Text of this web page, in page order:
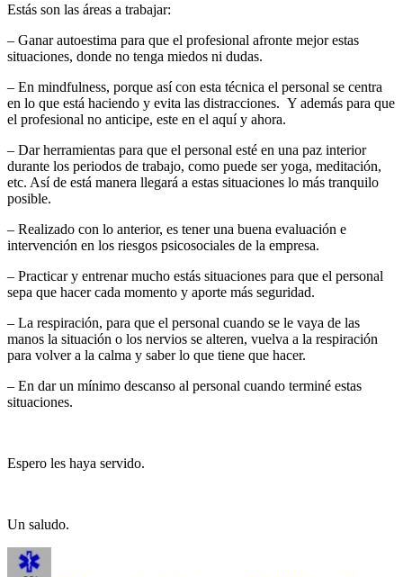
Estás son las áreas a trabajar:
– Ganar autoestima para que el profesional afronte mejor estas
situaciones, donde no tenga miedos ni dudas.
– En mindfulness, porque así con esta técnica el personal se centra
en lo que está haciendo y evita las distracciones. Y además para que
el profesional no anticipe, este en el aquí y ahora.
– Dar herramientas para que el personal esté en una paz interior
durante los periodos de trabajo, como puede ser yoga, meditación,
etc. Así de está manera llegará a estas situaciones lo más tranquilo
posible.
– Realizado con lo anterior, es tener una buena evaluación e
intervención en los riesgos psicosociales de la empresa.
– Practicar y entrenar mucho estás situaciones para que el personal
sepa que hacer cada momento y aporte más seguridad.
– La respiración, para que el personal cuando se le vaya de las
manos la situación o los nervios se alteren, vuelva a la respiración
para volver a la calma y saber lo que tiene que hacer.
– En dar un mínimo descanso al personal cuando terminé estas
situaciones.
Espero les haya servido.
Un saludo.